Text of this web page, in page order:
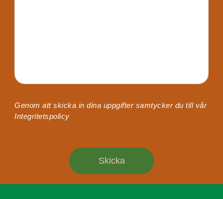
Genom att skicka in dina uppgifter samtycker du till vår
Integritetspolicy